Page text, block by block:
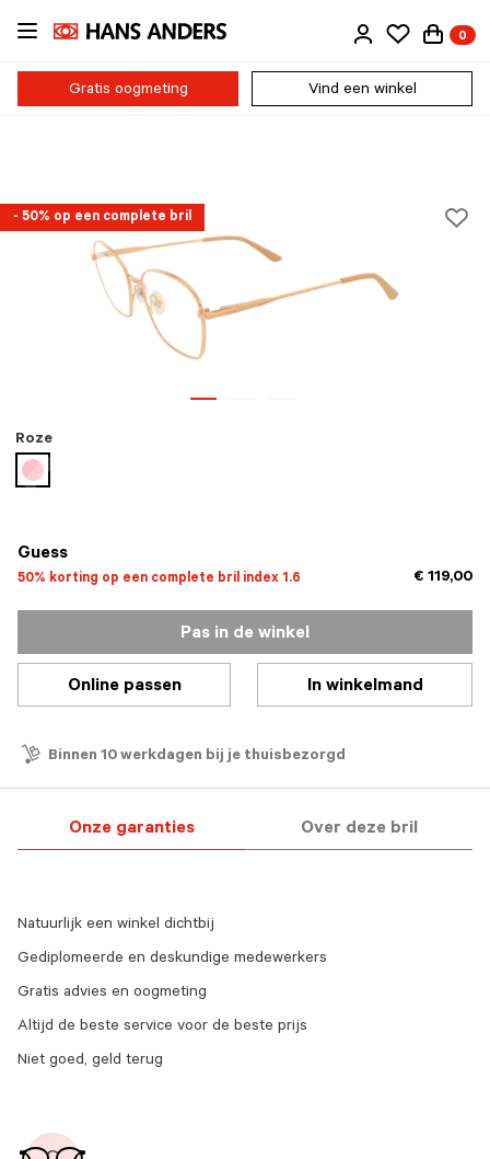
Ga
naar
inhoud
0
Gratis oogmeting Vind een winkel
- 50% op een complete bril
Guess
50% korting op een complete bril index 1.6 € 119,00
Roze
geselecteerd
Pas in de winkel
Online passen In winkelmand
Binnen 10 werkdagen bij je thuisbezorgd
Onze garanties Over deze bril
Natuurlijk een winkel dichtbij
Gediplomeerde en deskundige medewerkers
Gratis advies en oogmeting
Altijd de beste service voor de beste prijs
Niet goed, geld terug